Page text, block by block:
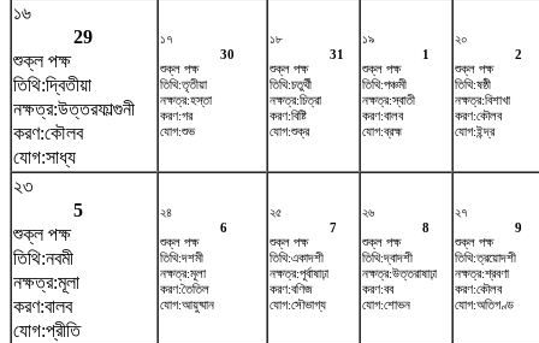
১৬
29
শুক্ল পক্ষ
তিথি:দ্বিতীয়া
নক্ষত্র:উত্তরফাল্গুনী
করণ:কৌলব
যোগ:সাধ্য
১৭
30
শুক্ল পক্ষ
তিথি:তৃতীয়া
নক্ষত্র:হস্তা
করণ:গর
যোগ:শুভ
১৮
31
শুক্ল পক্ষ
তিথি:চতুর্থী
নক্ষত্র:চিত্রা
করণ:বিষ্টি
যোগ:শুক্র
১৯
1
শুক্ল পক্ষ
তিথি:পঞ্চমী
নক্ষত্র:স্বাতী
করণ:বালব
যোগ:ব্রহ্ম
২০
2
শুক্ল পক্ষ
তিথি:ষষ্ঠী
নক্ষত্র:বিশাখা
করণ:কৌলব
যোগ:ইন্দ্র
২৩
5
শুক্ল পক্ষ
তিথি:নবমী
নক্ষত্র:মূলা
করণ:বালব
যোগ:প্রীতি
২৪
6
শুক্ল পক্ষ
তিথি:দশমী
নক্ষত্র:মূলা
করণ:তৈতিল
যোগ:আয়ুষ্মান
২৫
7
শুক্ল পক্ষ
তিথি:একাদশী
নক্ষত্র:পূর্বাষাঢ়া
করণ:বণিজ
যোগ:সৌভাগ্য
২৬
8
শুক্ল পক্ষ
তিথি:দ্বাদশী
নক্ষত্র:উত্তরাষাঢ়া
করণ:বব
যোগ:শোভন
২৭
9
শুক্ল পক্ষ
তিথি:ত্রয়োদশী
নক্ষত্র:শ্রবণা
করণ:কৌলব
যোগ:অতিগণ্ড